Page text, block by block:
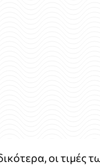
οι τιμές